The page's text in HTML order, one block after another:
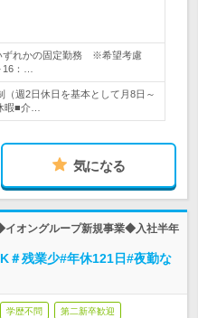
ずれかの固定勤務 ※希望考慮
：…
（週2日休日を基本として月8日～
暇■介…
気になる
イオングループ新規事業◆入社半年
＃残業少#年休121日#夜勤な
学歴不問 第二新卒歓迎